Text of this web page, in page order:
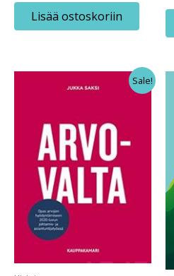
oli:
44,00 €.
on:
20,00 €.
Lisää ostoskoriin
Sale!